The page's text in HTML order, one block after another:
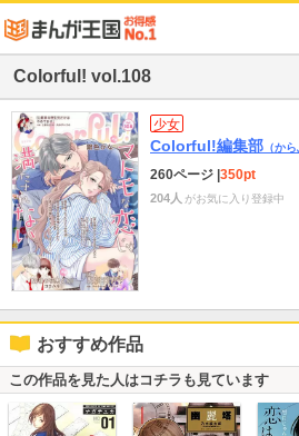
Colorful! vol.108
少女
Colorful!編集部 （か
260ページ 350pt
204人 がお気に入り登録中
おすすめ作品
この作品を見た人はコチラも見ています